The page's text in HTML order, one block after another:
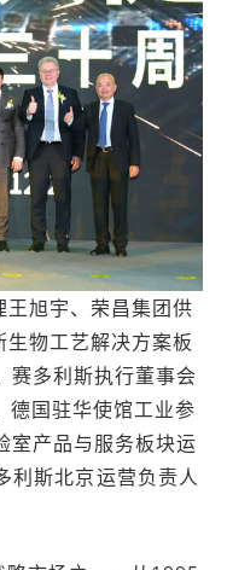
旭宇、荣昌集团供
物工艺解决方案板
多利斯执行董事会
国驻华使馆工业参
产品与服务板块运
斯北京运营负责人